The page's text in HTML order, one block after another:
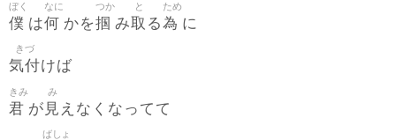
僕
ぼく
は何
なに
かを掴
つか
み取
と
る為
ため
に
気付
きづ
けば
君
きみ
が 見
み
えなくなってて
ばしょ